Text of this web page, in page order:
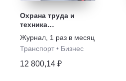
Охрана труда и
техника
безопасности на
автотранспортных
предприятиях и в
транспортных цехах
Журнал 1 раз в месяц
Транспорт • Бизнес
12 800,14 ₽